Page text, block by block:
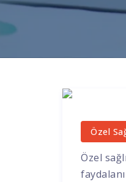
Özel
Özel